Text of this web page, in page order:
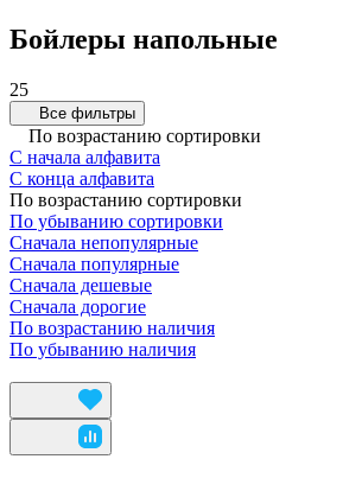
Бойлеры напольные
25
Все фильтры
По возрастанию сортировки
С начала алфавита
С конца алфавита
По возрастанию сортировки
По убыванию сортировки
Сначала непопулярные
Сначала популярные
Сначала дешевые
Сначала дорогие
По возрастанию наличия
По убыванию наличия